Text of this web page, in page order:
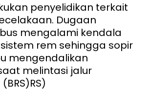
penyelidikan terkait
Dugaan
mengalami kendala
rem sehingga sopir
mengendalikan
melintasi jalur